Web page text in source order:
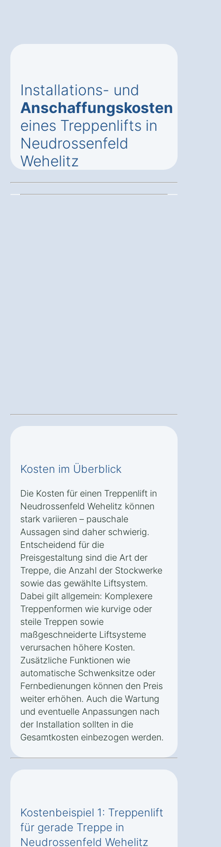
Installations- und
Anschaffungskosten
eines Treppenlifts in
Neudrossenfeld
Wehelitz
Kosten im Überblick
Die Kosten für einen Treppenlift in
Neudrossenfeld Wehelitz können
stark variieren – pauschale
Aussagen sind daher schwierig.
Entscheidend für die
Preisgestaltung sind die Art der
Treppe, die Anzahl der Stockwerke
sowie das gewählte Liftsystem.
Dabei gilt allgemein: Komplexere
Treppenformen wie kurvige oder
steile Treppen sowie
maßgeschneiderte Liftsysteme
verursachen höhere Kosten.
Zusätzliche Funktionen wie
automatische Schwenksitze oder
Fernbedienungen können den Preis
weiter erhöhen. Auch die Wartung
und eventuelle Anpassungen nach
der Installation sollten in die
Gesamtkosten einbezogen werden.
Kostenbeispiel 1: Treppenlift
für gerade Treppe in
Neudrossenfeld Wehelitz